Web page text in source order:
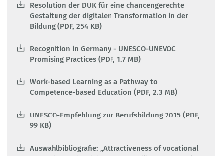
Resolution der DUK für eine chancengerechte
Gestaltung der digitalen Transformation in der
Bildung (PDF, 254 KB)
Recognition in Germany - UNESCO-UNEVOC
Promising Practices (PDF, 1.7 MB)
Work-based Learning as a Pathway to
Competence-based Education (PDF, 2.3 MB)
UNESCO-Empfehlung zur Berufsbildung 2015 (PDF,
99 KB)
Auswahlbibliografie: „Attractiveness of vocational